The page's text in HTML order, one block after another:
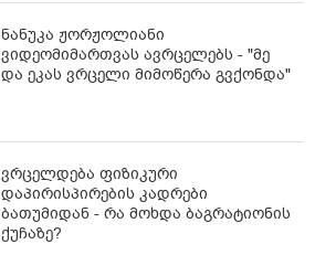
ნანუკა ჟორჟოლიანი
ვიდეომიმართვას ავრცელებს - "მე
და ეკას ვრცელი მიმოწერა გვქონდა"
ვრცელდება ფიზიკური
დაპირისპირების კადრები
ბათუმიდან - რა მოხდა ბაგრატიონის
ქუჩაზე?